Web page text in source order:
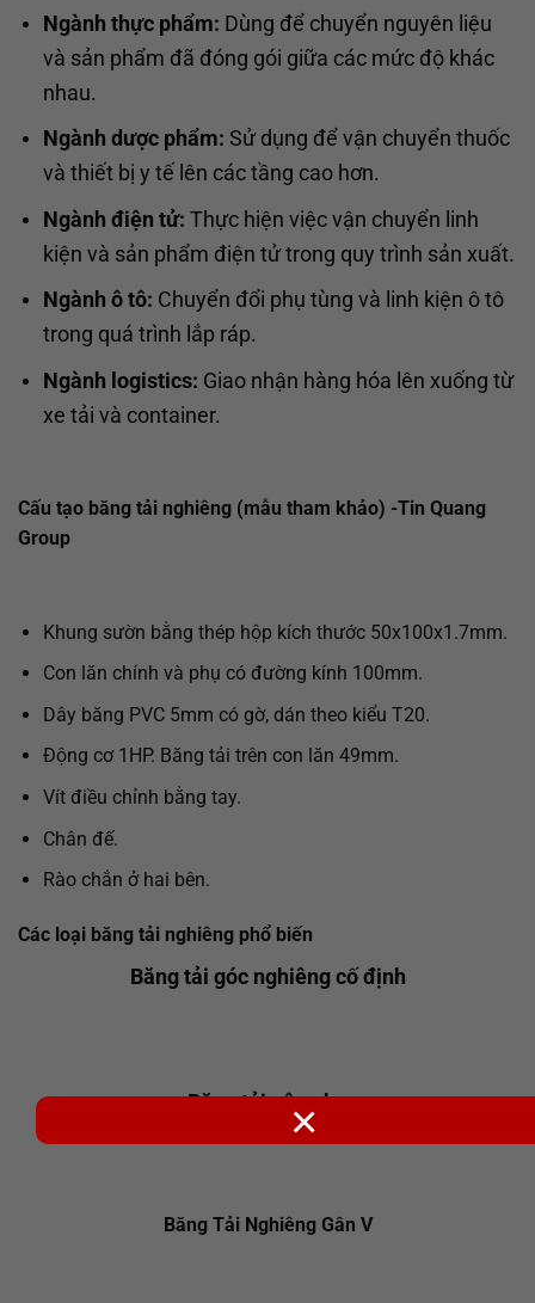
×
Ngành thực phẩm: Dùng để chuyển nguyên liệu
và sản phẩm đã đóng gói giữa các mức độ khác
nhau.
Ngành dược phẩm: Sử dụng để vận chuyển thuốc
và thiết bị y tế lên các tầng cao hơn.
Ngành điện tử: Thực hiện việc vận chuyển linh
kiện và sản phẩm điện tử trong quy trình sản xuất.
Ngành ô tô: Chuyển đổi phụ tùng và linh kiện ô tô
trong quá trình lắp ráp.
Ngành logistics: Giao nhận hàng hóa lên xuống từ
xe tải và container.
Cấu tạo băng tải nghiêng (mẫu tham khảo) -Tin Quang
Group
Khung sườn bằng thép hộp kích thước 50x100x1.7mm.
Con lăn chính và phụ có đường kính 100mm.
Dây băng PVC 5mm có gờ, dán theo kiểu T20.
Động cơ 1HP. Băng tải trên con lăn 49mm.
Vít điều chỉnh bằng tay.
Chân đế.
Rào chắn ở hai bên.
Các loại băng tải nghiêng phổ biến
Băng tải góc nghiêng cố định
Băng tải nâng hạ
Băng Tải Nghiêng Gân V